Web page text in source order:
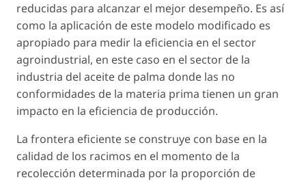
reducidas para alcanzar el mejor desempeño. Es así
como la aplicación de este modelo modificado es
apropiado para medir la eficiencia en el sector
agroindustrial, en este caso en el sector de la
industria del aceite de palma donde las no
conformidades de la materia prima tienen un gran
impacto en la eficiencia de producción.
La frontera eficiente se construye con base en la
calidad de los racimos en el momento de la
recolección determinada por la proporción de